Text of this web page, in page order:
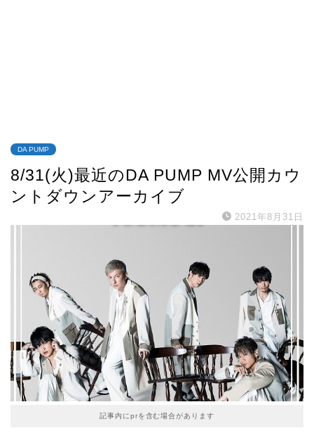
DA PUMP
8/31(火)最近のDA PUMP MV公開カウ
ントダウンアーカイブ
2021年8月31日
記事内にprを含む場合があります